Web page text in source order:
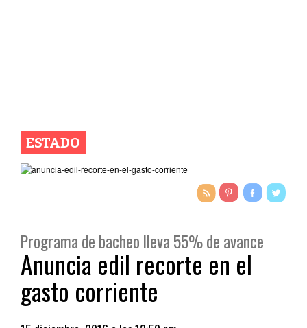
ESTADO
Programa de bacheo lleva 55% de avance
Anuncia edil recorte en el
gasto corriente